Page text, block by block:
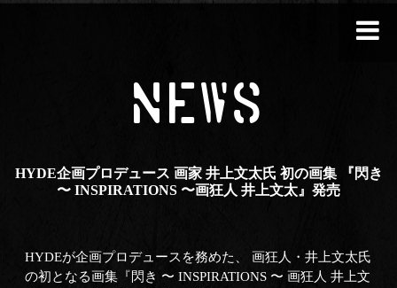
NEWS
HYDE企画プロデュース 画家 井上文太氏 初の画集 『閃き
〜 INSPIRATIONS 〜画狂人 井上文太』発売
HYDEが企画プロデュースを務めた、 画狂人・井上文太氏
の初となる画集『閃き 〜 INSPIRATIONS 〜 画狂人 井上文